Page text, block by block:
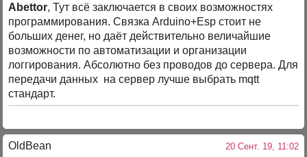
Abettor, Тут всё заключается в своих возможностях
программирования. Связка Arduino+Esp стоит не
больших денег, но даёт действительно величайшие
возможности по автоматизации и организации
логгирования. Абсолютно без проводов до сервера. Для
передачи данных на сервер лучше выбрать mqtt
стандарт.
OldBean 20 Сент. 19, 11:02